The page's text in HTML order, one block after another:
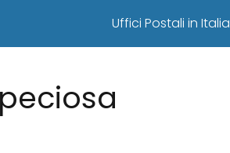
Uffici Postali in Italia